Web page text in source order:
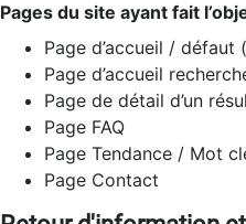
Pages du site ayant fait
Page d’accueil / défaut
Page d’accueil
Page de détail d’un
Page FAQ
Page Tendance / Mot
Page Contact